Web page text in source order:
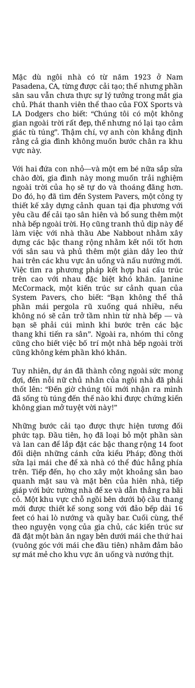
Mặc dù ngôi nhà có từ năm 1923 ở Nam
Pasadena, CA, từng được cải tạo; thế nhưng phần
sân sau vẫn chưa thực sự lý tưởng trong mắt gia
chủ. Phát thanh viên thể thao của FOX Sports và
LA Dodgers cho biết: “Chúng tôi có một không
gian ngoài trời rất đẹp, thế nhưng nó lại tạo cảm
giác tù túng”. Thậm chí, vợ anh còn khẳng định
rằng cả gia đình không muốn bước chân ra khu
vực này.
Với hai đứa con nhỏ—và một em bé nữa sắp sửa
chào đời, gia đình này mong muốn trải nghiệm
ngoài trời của họ sẽ tự do và thoáng đãng hơn.
Do đó, họ đã tìm đến System Pavers, một công ty
thiết kế xây dựng cảnh quan tại địa phương với
yêu cầu để cải tạo sân hiên và bổ sung thêm một
nhà bếp ngoài trời. Họ cũng tranh thủ dịp này để
làm việc với nhà thầu Abe Nabbout nhằm xây
dựng các bậc thang rộng nhằm kết nối tốt hơn
với sân sau và phủ thêm một giàn dây leo thứ
hai trên các khu vực ăn uống và nấu nướng mới.
Việc tìm ra phương pháp kết hợp hai cấu trúc
trên cao với nhau đặc biệt khó khăn. Janine
McCormack, một kiến trúc sư cảnh quan của
System Pavers, cho biết: “Bạn không thể thả
phần mái pergola rũ xuống quá nhiều, nếu
không nó sẽ cản trở tầm nhìn từ nhà bếp — và
bạn sẽ phải cúi mình khi bước trên các bậc
thang khi tiến ra sân”. Ngoài ra, nhóm thi công
cũng cho biết việc bố trí một nhà bếp ngoài trời
cũng không kém phần khó khăn.
Tuy nhiên, dự án đã thành công ngoài sức mong
đợi, đến nỗi nữ chủ nhân của ngôi nhà đã phải
thốt lên: “Đến giờ chúng tôi mới nhận ra mình
đã sống tù túng đến thế nào khi được chứng kiến
không gian mở tuyệt vời này!”
Những bước cải tạo được thực hiện tương đối
phức tạp. Đầu tiên, họ đã loại bỏ một phần sàn
và lan can để lắp đặt các bậc thang rộng 14 foot
đối diện những cánh cửa kiểu Pháp; đồng thời
sửa lại mái che để xà nhà có thể đúc hẫng phía
trên. Tiếp đến, họ cho xây một khoảng sân bao
quanh mặt sau và mặt bên của hiên nhà, tiếp
giáp với bức tường nhà để xe và dẫn thẳng ra bãi
cỏ. Một khu vực chỗ ngồi bên dưới bộ cầu thang
mới được thiết kế song song với đảo bếp dài 16
feet có hai lò nướng và quầy bar. Cuối cùng, thể
theo nguyện vọng của gia chủ, các kiến trúc sư
đã đặt một bàn ăn ngay bên dưới mái che thứ hai
(vuông góc với mái che đầu tiên) nhằm đảm bảo
sự mát mẻ cho khu vực ăn uống và nướng thịt.